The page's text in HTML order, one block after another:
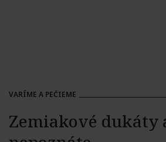
VARÍME A PEČIEME